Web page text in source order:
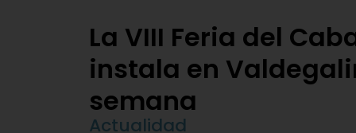
La VIII Feria del
instala en
semana
Actualidad